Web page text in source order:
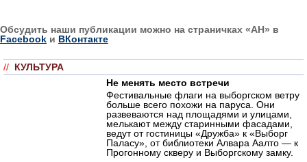
Обсудить наши публикации можно на страничках «АН» в
Facebook и ВКонтакте
// КУЛЬТУРА
Не менять место встречи
Фестивальные флаги на выборгском ветру
больше всего похожи на паруса. Они
развеваются над площадями и улицами,
мелькают между старинными фасадами,
ведут от гостиницы «Дружба» к «Выборг
Паласу», от библиотеки Алвара Аалто — к
Прогонному скверу и Выборгскому замку.